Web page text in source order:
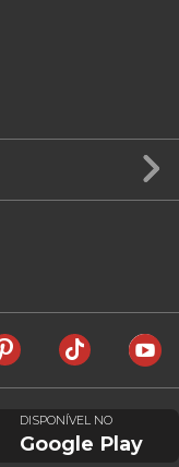
DISPONÍVEL NO
Google Play